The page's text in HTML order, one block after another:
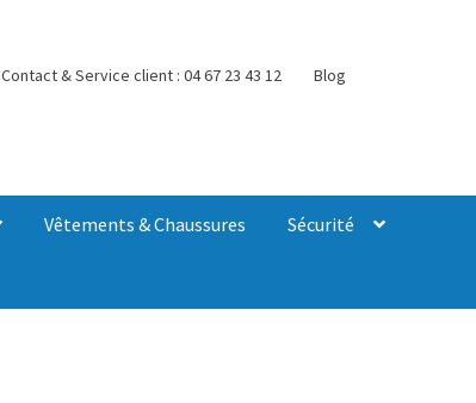
Contact & Service client : 04 67 23 43 12 Blog
Vêtements & Chaussures Sécurité